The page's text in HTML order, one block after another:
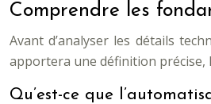
Comprendre les
Avant d’analyser les détails
apportera une définition précise,
Qu’est-ce que